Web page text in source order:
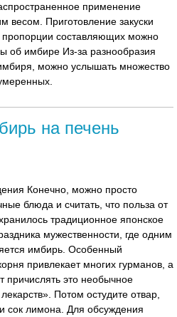
применение
весом. Приготовление закуски
пропорции составляющих можно
об имбире Из-за разнообразия
можно услышать множество
на печень
Конечно, можно просто
блюда и считать, что польза от
традиционное японское
мужественности, где одним
имбирь. Особенный
привлекает многих гурманов, а
причислять это необычное
Потом остудите отвар,
сок лимона. Для обсуждения